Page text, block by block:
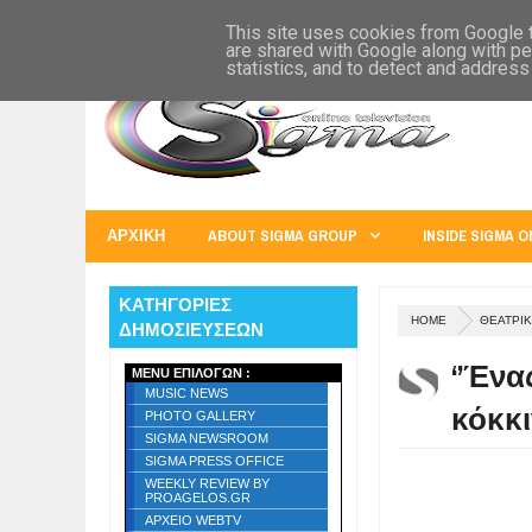
EUROPE U.S.A. AUSTRALIA
ΑΡΧΙΚΗ ABOUT SIGMA GROUP INSIDE SIGMA
HOME
ΚΑΤΗΓΟΡΙΕΣ
ΔΗΜΟΣΙΕΥΣΕΩΝ
MENU ΕΠΙΛΟΓΩΝ :
MUSIC NEWS
PHOTO GALLERY
SIGMA NEWSROOM
SIGMA PRESS OFFICE
WEEKLY REVIEW BY
PROAGELOS.GR
ΑΡΧΕΙΟ WEBTV
This site uses cookies from Google
are shared with Google along with
statistics, and to detect and address